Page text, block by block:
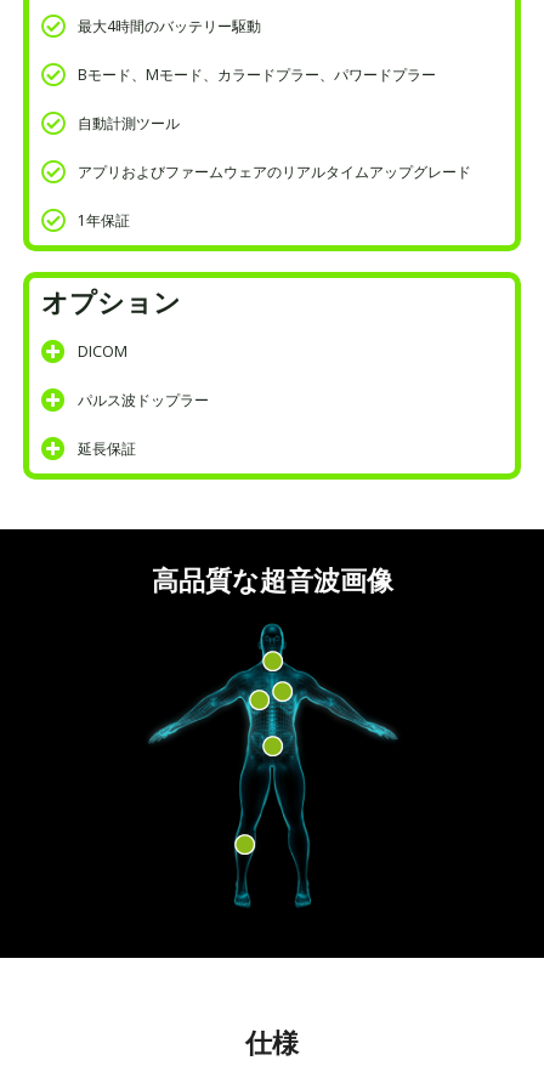
最大4時間のバッテリー駆動
Bモード、Mモード、カラードプラー、パワードプラー
自動計測ツール
アプリおよびファームウェアのリアルタイムアップグレード
1年保証
オプション
DICOM
パルス波ドップラー
延長保証
高品質な超音波画像
仕様